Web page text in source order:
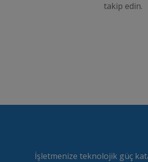
takip edin.
İşletmenize teknolojik güç